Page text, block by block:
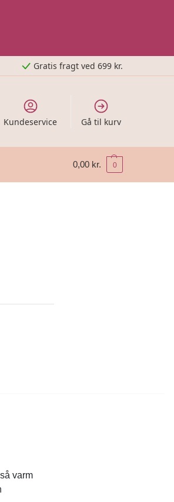
Gratis fragt ved 699 kr.
Kundeservice Gå til kurv
0,00 kr. 0
varm